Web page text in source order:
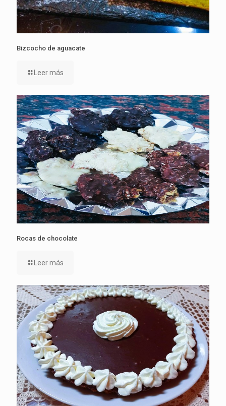
Bizcocho de aguacate
Leer más
Rocas de chocolate
Leer más